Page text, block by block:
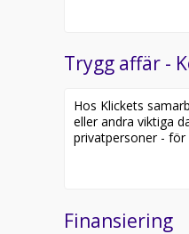
Vi hjälper dig att
*Business Lease
restvärde. Priser
Trygg affär -
Hos Klickets
eller andra viktiga
privatpersoner - för
Finansiering